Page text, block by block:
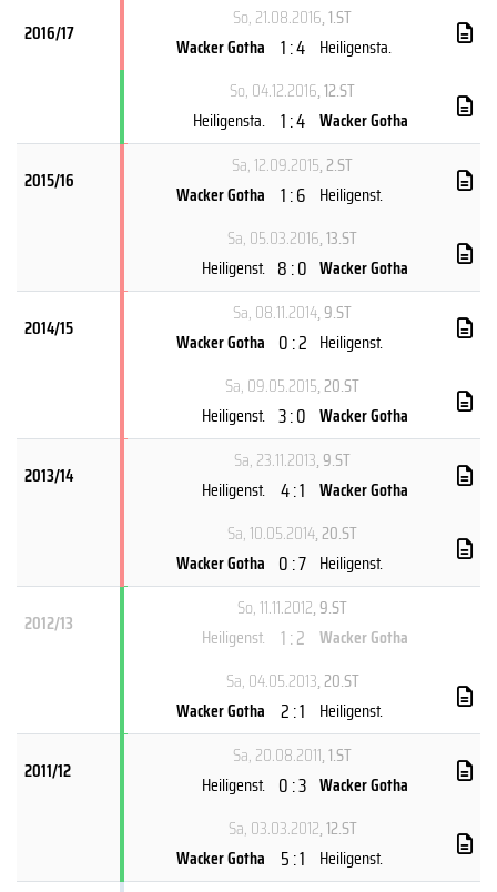
2016/17
So, 21.08.2016, 1.ST
Wacker Gotha 1 : 4 Heiligensta.
So, 04.12.2016, 12.ST
Heiligensta. 1 : 4 Wacker Gotha
2015/16
Sa, 12.09.2015, 2.ST
Wacker Gotha 1 : 6 Heiligenst.
Sa, 05.03.2016, 13.ST
Heiligenst. 8 : 0 Wacker Gotha
2014/15
Sa, 08.11.2014, 9.ST
Wacker Gotha 0 : 2 Heiligenst.
Sa, 09.05.2015, 20.ST
Heiligenst. 3 : 0 Wacker Gotha
2013/14
Sa, 23.11.2013, 9.ST
Heiligenst. 4 : 1 Wacker Gotha
Sa, 10.05.2014, 20.ST
Wacker Gotha 0 : 7 Heiligenst.
2012/13
So, 11.11.2012, 9.ST
Heiligenst. 1 : 2 Wacker Gotha
Sa, 04.05.2013, 20.ST
Wacker Gotha 2 : 1 Heiligenst.
2011/12
Sa, 20.08.2011, 1.ST
Heiligenst. 0 : 3 Wacker Gotha
Sa, 03.03.2012, 12.ST
Wacker Gotha
5 : 1 Heiligenst.